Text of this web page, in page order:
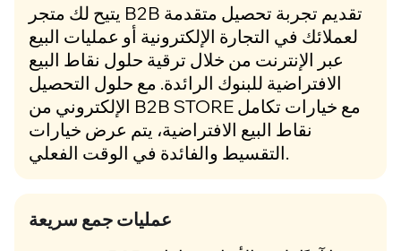
يتيح لك متجر B2B تقديم تجربة تحصيل متقدمة
لعملائك في التجارة الإلكترونية أو عمليات البيع
عبر الإنترنت من خلال ترقية حلول نقاط البيع
الافتراضية للبنوك الرائدة. مع حلول التحصيل
الإلكتروني من B2B STORE مع خيارات تكامل
نقاط البيع الافتراضية، يتم عرض خيارات
التقسيط والفائدة في الوقت الفعلي.
عمليات جمع سريعة